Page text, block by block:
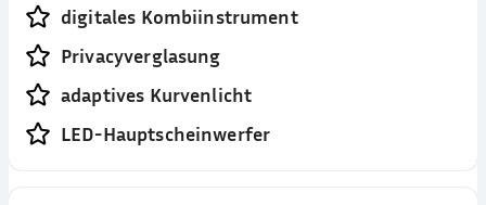
digitales Kombiinstrument
Privacyverglasung
adaptives Kurvenlicht
LED-Hauptscheinwerfer